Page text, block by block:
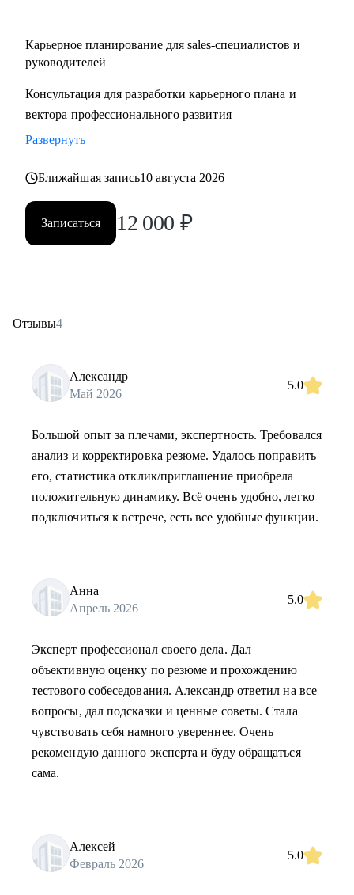
Карьерное планирование для sales-специалистов и
руководителей
Консультация для разработки карьерного плана и
вектора профессионального развития
Развернуть
Ближайшая запись10 августа 2026
Записаться 12 000 ₽
Отзывы4
Александр
Май 2026
5.0
Большой опыт за плечами, экспертность. Требовался
анализ и корректировка резюме. Удалось поправить
его, статистика отклик/приглашение приобрела
положительную динамику. Всё очень удобно, легко
подключиться к встрече, есть все удобные функции.
Анна
Апрель 2026
5.0
Эксперт профессионал своего дела. Дал
объективную оценку по резюме и прохождению
тестового собеседования. Александр ответил на все
вопросы, дал подсказки и ценные советы. Стала
чувствовать себя намного увереннее. Очень
рекомендую данного эксперта и буду обращаться
сама.
Алексей
Февраль 2026
5.0